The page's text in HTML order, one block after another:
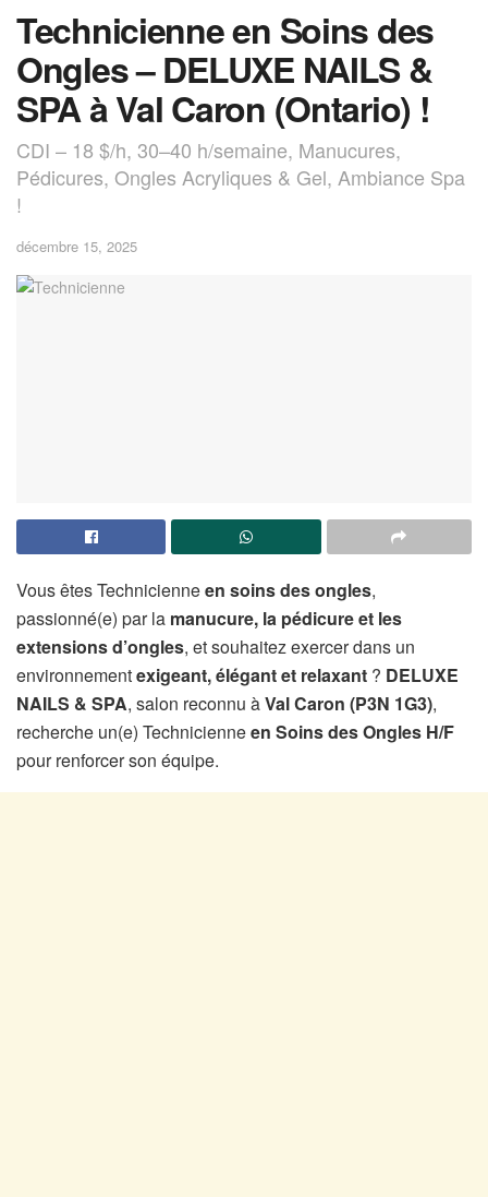
Technicienne en Soins des
Ongles – DELUXE NAILS &
SPA à Val Caron (Ontario) !
CDI – 18 $/h, 30–40 h/semaine, Manucures,
Pédicures, Ongles Acryliques & Gel, Ambiance Spa
!
décembre 15, 2025
Vous êtes Technicienneen soins des ongles,
passionné(e) par la manucure, la pédicure et les
extensions d’ongles, et souhaitez exercer dans un
environnementexigeant, élégant et relaxant ? DELUXE
NAILS & SPA, salon reconnu àVal Caron (P3N 1G3),
recherche un(e) Technicienneen Soins des Ongles H/F
pour renforcer son équipe.